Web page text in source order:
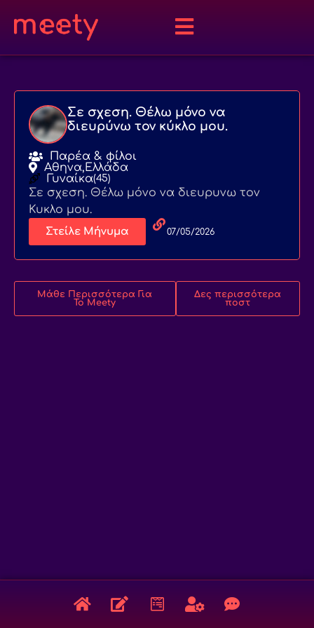
Σε σχεση. Θέλω μόνο να
διευρύνω τον κύκλο μου.
Παρέα & φίλοι
Αθηνα,Ελλάδα
Γυναίκα(45)
Σε σχεση. Θέλω μόνο να διευρυνω τον
Κυκλο μου.
Στείλε Μήνυμα 07/05/2026
Μάθε Περισσότερα Για
Το Meety
Δες περισσότερα
ποστ